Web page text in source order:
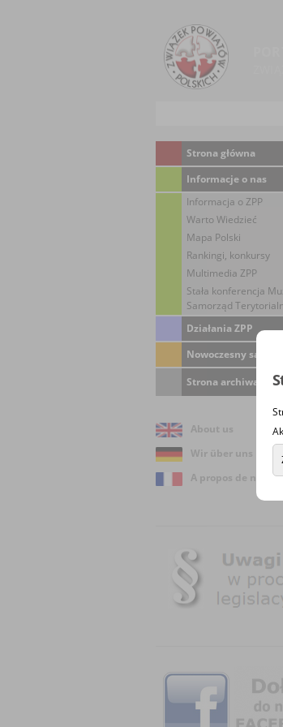
Strona główna
Informacje o nas
Informacja o ZPP
Warto Wiedzieć
Mapa Polski
Rankingi, konkursy
Multimedia ZPP
Stała konferencja
Samorząd
Działania ZPP
Nowoczesny
Strona archiwalna
About us
Wir über uns
A propos de nous